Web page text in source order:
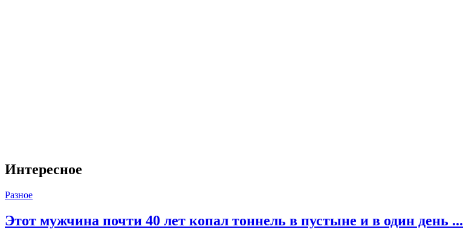
Интересное
Разное
Этот мужчина почти 40 лет копал тоннель в пустыне и в один день ...